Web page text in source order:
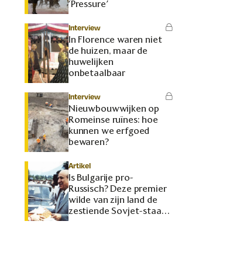
‘Pressure’
Interview
In Florence waren niet
de huizen, maar de
huwelijken
onbetaalbaar
Interview
Nieuwbouwwijken op
Romeinse ruïnes: hoe
kunnen we erfgoed
bewaren?
Artikel
Is Bulgarije pro-
Russisch? Deze premier
wilde van zijn land de
zestiende Sovjet-staat
maken